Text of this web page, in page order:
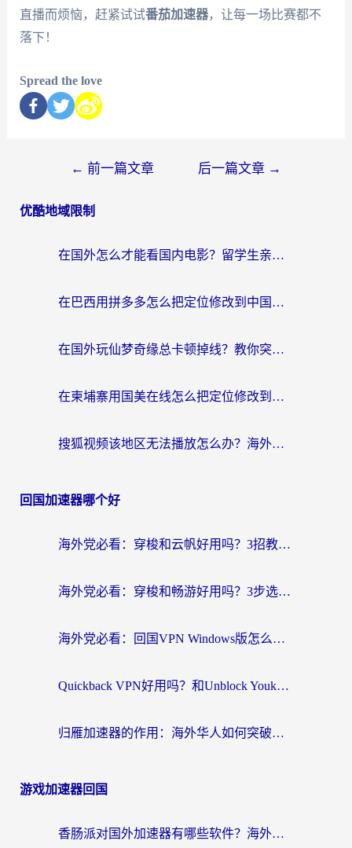
直播而烦恼，赶紧试试番茄加速器，让每一场比赛都不
落下！
Spread the love
← 前一篇文章 后一篇文章 →
优酷地域限制
在国外怎么才能看国内电影？留学生亲测有效的地域限制突破指南
在巴西用拼多多怎么把定位修改到中国国内？3步解决海外党痛点，附芒果TV伊对可用攻略
在国外玩仙梦奇缘总卡顿掉线？教你突破限制+搞定追剧查诉讼的实用攻略
在柬埔寨用国美在线怎么把定位修改到中国国内？3个海外生活痛点一次解决
搜狐视频该地区无法播放怎么办？海外党亲测有效的回国加速指南
回国加速器哪个好
海外党必看：穿梭和云帆好用吗？3招教你选对回国加速器（附PTT翻墙+QuickbackFly2CN对比）
海外党必看：穿梭和畅游好用吗？3步选对回国加速器，无缝刷国内剧玩国服
海外党必看：回国VPN Windows版怎么选？3步找到最适合你的无缝访问方案
Quickback VPN好用吗？和Unblock YoukuVPN对比哪个回国效果更好？海外党无缝访问国内资源的实用指南
归雁加速器的作用：海外华人如何突破地域限制，无缝拥抱国内资源？
游戏加速器回国
香肠派对国外加速器有哪些软件？海外玩家国服畅玩终极指南（附实测推荐）